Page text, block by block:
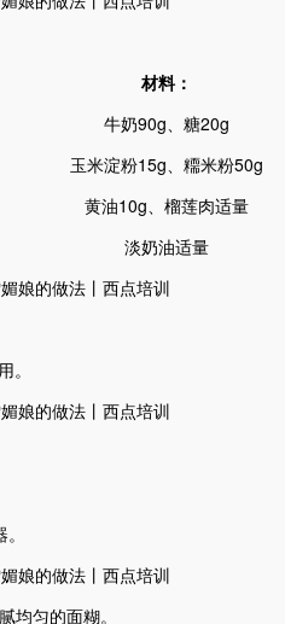
材料：
牛奶90g、糖20g
玉米淀粉15g、糥米粉50g
黄油10g、榴莲肉适量
淡奶油适量
。
均匀的面糊。